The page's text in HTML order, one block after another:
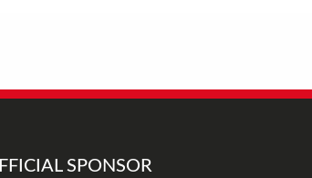
SPONSOR